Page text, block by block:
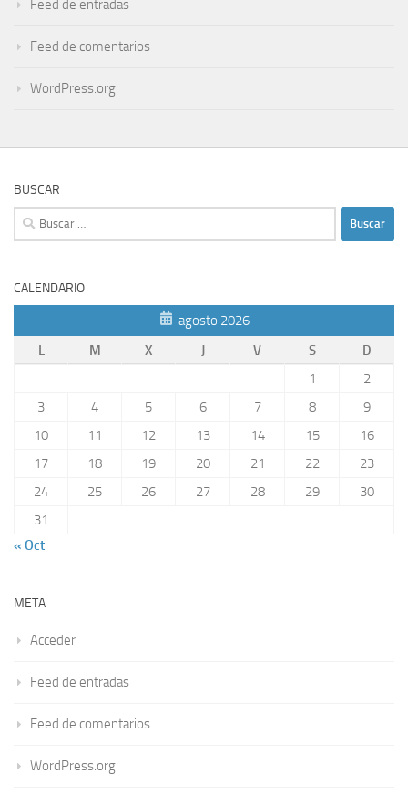
Feed de entradas
Feed de comentarios
WordPress.org
BUSCAR
Buscar:
CALENDARIO
agosto 2026
L
M X J V S
D
1
2
3
4 5 6 7 8
9
10
11 12 13 14 15
16
17
18 19 20 21 22
23
24
25 26 27 28 29
30
31
« Oct
META
Acceder
Feed de entradas
Feed de comentarios
WordPress.org